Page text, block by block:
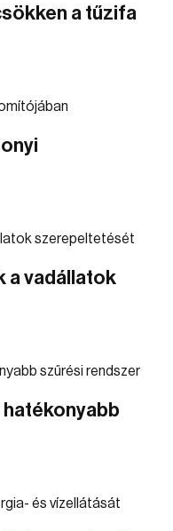
a tűzifa
a vadállatok
hatékonyabb